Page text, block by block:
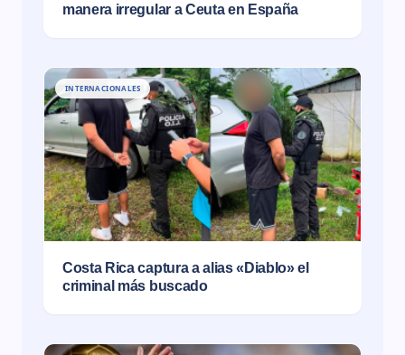
manera irregular a Ceuta en España
INTERNACIONALES
Costa Rica captura a alias «Diablo» el
criminal más buscado